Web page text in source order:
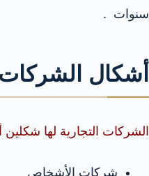
سنوات .
أشكال الشركات
الشركات التجارية لها
شركات الأشخاص